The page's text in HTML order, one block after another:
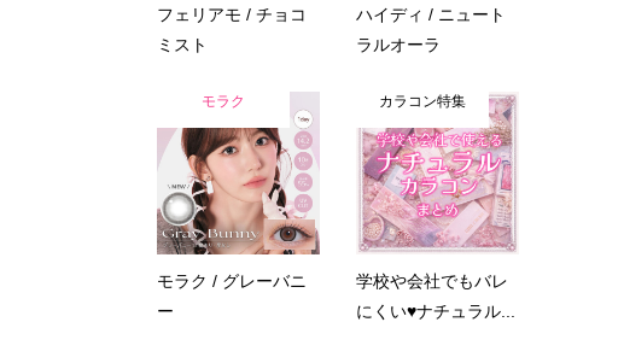
フェリアモ / チョコ
ミスト
ハイディ / ニュート
ラルオーラ
モラク
モラク / グレーバニ
ー
カラコン特集
学校や会社でもバレ
にくい♥ナチュラル...